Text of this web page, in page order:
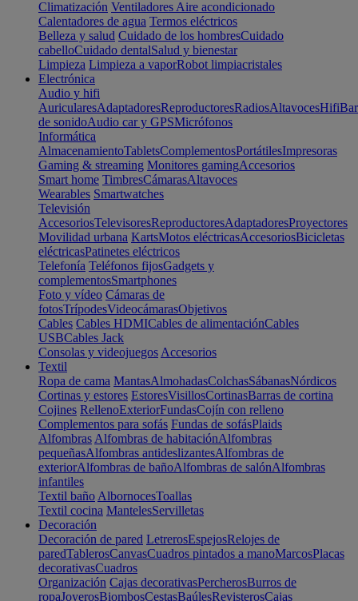
Climatización Ventiladores Aire acondicionado
Calentadores de agua Termos eléctricos
Belleza y salud Cuidado de los hombresCuidado
cabelloCuidado dentalSalud y bienestar
Limpieza Limpieza a vaporRobot limpiacristales
Electrónica
Audio y hifi
AuricularesAdaptadoresReproductoresRadiosAltavocesHifi
de sonidoAudio car y GPSMicrófonos
Informática
AlmacenamientoTabletsComplementosPortátilesImpresoras
Gaming & streaming Monitores gamingAccesorios
Smart home TimbresCámarasAltavoces
Wearables Smartwatches
Televisión
AccesoriosTelevisoresReproductoresAdaptadoresProyectores
Movilidad urbana KartsMotos eléctricasAccesoriosBicicletas
eléctricasPatinetes eléctricos
Telefonía Teléfonos fijosGadgets y
complementosSmartphones
Foto y vídeo Cámaras de
fotosTrípodesVideocámarasObjetivos
Cables Cables HDMICables de alimentaciónCables
USBCables Jack
Consolas y videojuegos Accesorios
Textil
Ropa de cama MantasAlmohadasColchasSábanasNórdicos
Cortinas y estores EstoresVisillosCortinasBarras de cortina
Cojines RellenoExteriorFundasCojín con relleno
Complementos para sofás Fundas de sofásPlaids
Alfombras Alfombras de habitaciónAlfombras
pequeñasAlfombras antideslizantesAlfombras de
exteriorAlfombras de bañoAlfombras de salónAlfombras
infantiles
Textil baño AlbornocesToallas
Textil cocina MantelesServilletas
Decoración
Decoración de pared LetrerosEspejosRelojes de
paredTablerosCanvasCuadros pintados a manoMarcosPlacas
decorativasCuadros
Organización Cajas decorativasPercherosBurros de
ropaJoyerosBiombosCestasBaúlesRevisterosCajas